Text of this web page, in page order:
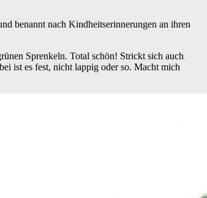
benannt nach Kindheitserinnerungen an ihren
Sprenkeln. Total schön! Strickt sich auch
ist es fest, nicht lappig oder so. Macht mich